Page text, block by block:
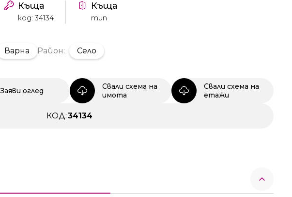
Къща
код: 34134
Къща
тип
Варна Район: Село
Заяви оглед
Свали схема на
имота
Свали схема на
етажи
КОД:34134